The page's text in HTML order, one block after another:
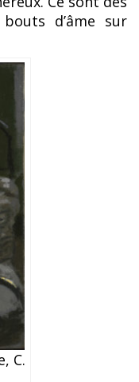
d’âme sur
C.